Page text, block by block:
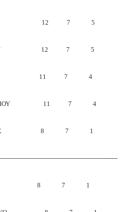
12 7 5
12 7 5
11 7 4
11 7 4
8 7 1
8 7 1